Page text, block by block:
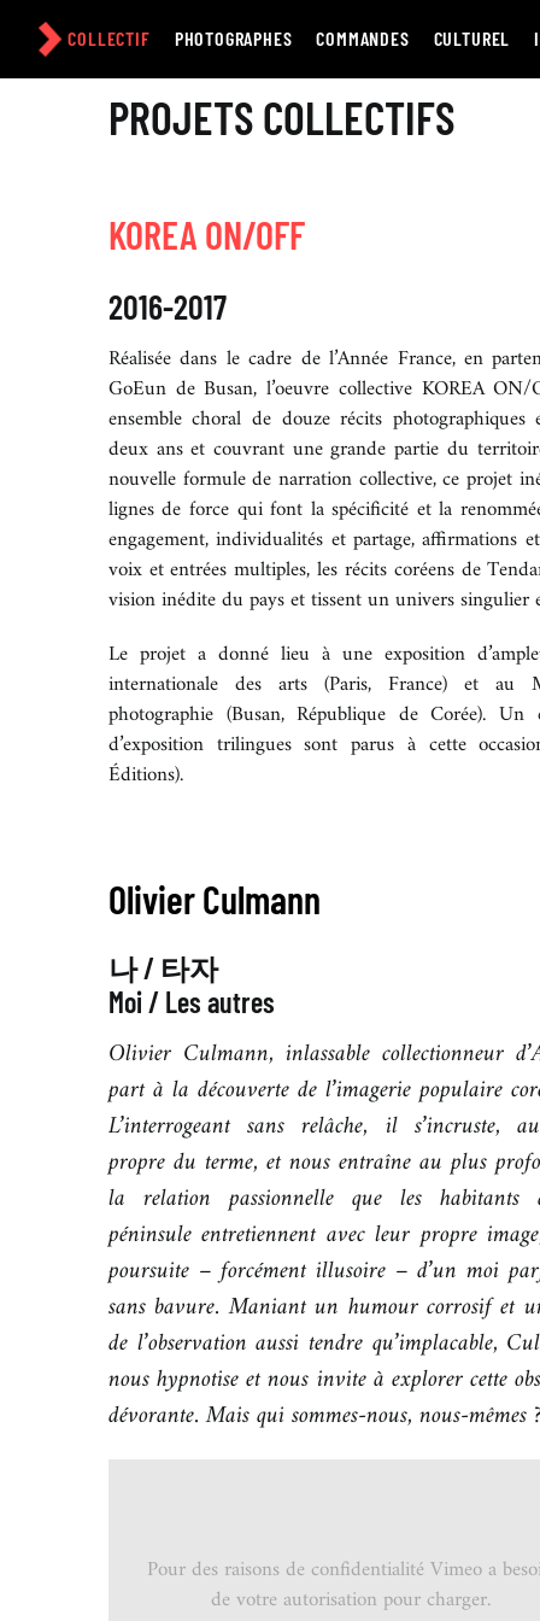
Passer
contenu
COLLECTIF PHOTOGRAPHES COMMANDES CULTUREL
PROJETS COLLECTIFS
KOREA ON/OFF
2016-2017
Réalisée dans le cadre de l’Année France, en
GoEun de Busan, l’oeuvre collective KOREA ON/
ensemble choral de douze récits
deux ans et couvrant une grande partie du
nouvelle formule de narration collective, ce projet
lignes de force qui font la spécificité et la
engagement, individualités et partage, affirmations
voix et entrées multiples, les récits coréens de
vision inédite du pays et tissent un univers singulier
Le projet a donné lieu à une exposition
internationale des arts (Paris, France) et au
photographie (Busan, République de Corée).
d’exposition trilingues sont parus à cette
Éditions).
Olivier Culmann
나 / 타자
Moi / Les autres
Olivier Culmann, inlassable collectionneur
part à la découverte de l’imagerie populaire
L’interrogeant sans relâche, il s’incruste,
propre du terme, et nous entraîne au plus
la relation passionnelle que les
péninsule entretiennent avec leur propre
poursuite – forcément illusoire – d’un moi
sans bavure. Maniant un humour corrosif et
de l’observation aussi tendre qu’implacable,
nous hypnotise et nous invite à explorer cette
dévorante. Mais qui sommes-nous, nous-mêmes ?
Pour des raisons de confidentialité Vimeo a
de votre autorisation pour charger.